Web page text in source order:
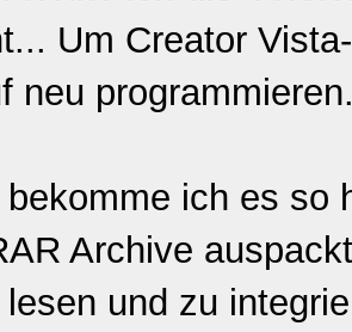
Um Creator
neu
ich es so
Archive
und zu